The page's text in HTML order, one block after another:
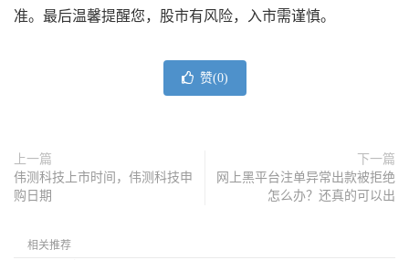
准。最后温馨提醒您，股市有风险，入市需谨慎。
赞(0)
上一篇
伟测科技上市时间，伟测科技申
购日期
下一篇
网上黑平台注单异常出款被拒绝
怎么办？还真的可以出
相关推荐